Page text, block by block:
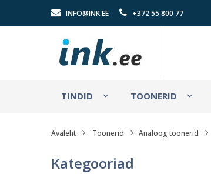
INFO@INK.EE +372 55 800 77
TINDID TOONERID
Avaleht Toonerid Analoog toonerid
Kategooriad